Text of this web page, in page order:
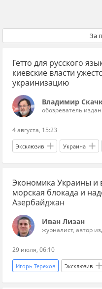
За
Гетто для русского
киевские власти
украинизацию
Владимир
обозреватель
4 августа, 15:23
Эксклюзив Украина
Виталий Ким Руслан
Украина.ру Рада
Владимир Зеленский
Экономика Украины и
морская блокада и
Азербайджан
Иван Лизан
журналист, автор
29 июля, 06:10
Игорь Терехов Эксклюзив
Россия Азербайджан